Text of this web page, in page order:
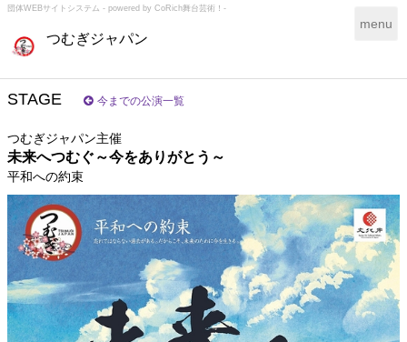
団体WEBサイトシステム - powered by CoRich舞台芸術！-
つむぎジャパン
T
g
g
a
t
i
o
n
menu
STAGE 今までの公演一覧
つむぎジャパン主催
未来へつむぐ～今をありがとう～
平和への約束